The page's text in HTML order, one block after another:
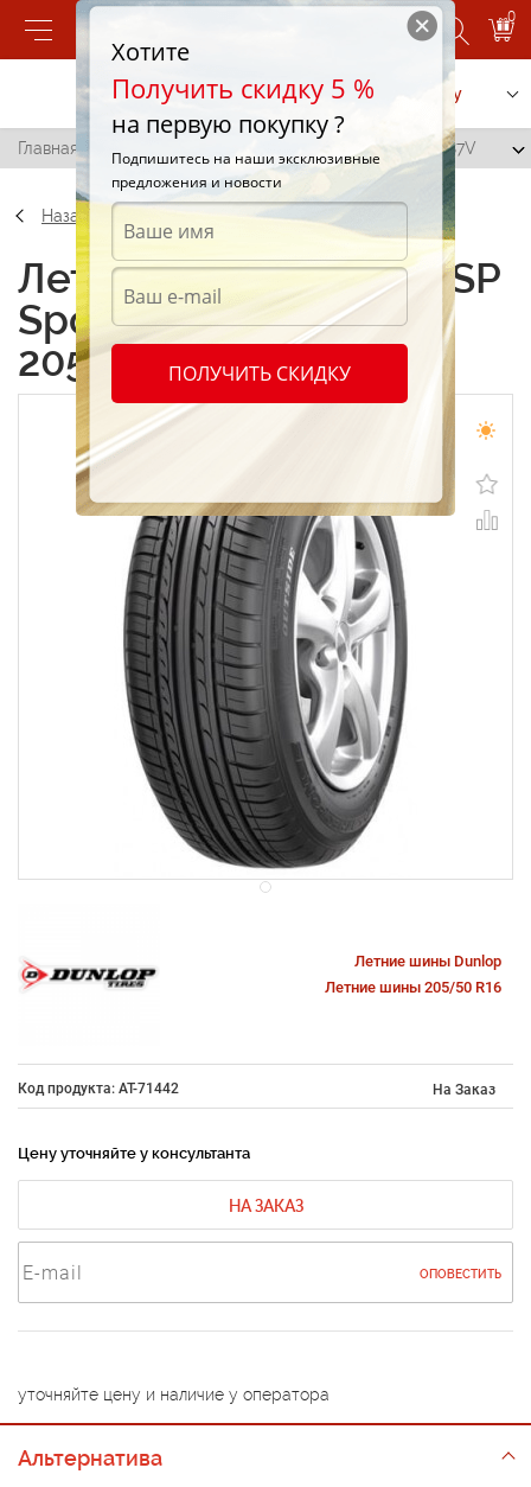
0
Позвонить Заказать услугу
Главная / Dunlop SP Sport FastResponse 205/50 R16 87V
Назад
Летние шины Dunlop SP
Sport FastResponse
205/50 R16 87V
Летние шины Dunlop
Летние шины 205/50 R16
Код продукта: AT-71442 На Заказ
Цену уточняйте у консультанта
НА ЗАКАЗ
ОПОВЕСТИТЬ
уточняйте цену и наличие у оператора
Альтернатива
Хотите
Получить скидку 5 %
на первую покупку ?
Подпишитесь на наши эксклюзивные
предложения и новости
ПОЛУЧИТЬ СКИДКУ